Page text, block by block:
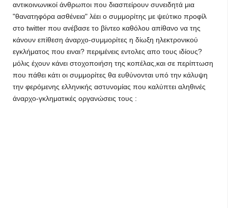
αντικοινωνικοί άνθρωποι που διασπείρουν συνειδητά μια
"θανατηφόρα ασθένεια" λέει ο συμμορίτης με ψεύτικο προφίλ
στο twitter που ανέβασε το βίντεο καθόλου απίθανο να της
κάνουν επίθεση άναρχο-συμμορίτες η δίωξη ηλεκτρονικού
εγκλήματος που ειναι? περιμένεις εντολες απο τους ιδίους?
μόλις έχουν κάνει στοχοποιήση της κοπέλας,και σε περίπτωση
που πάθει κάτι οι συμμορίτες θα ευθύνονται υπό την κάλυψη
την φερόμενης ελληνικής αστυνομίας που καλύπτει αληθινές
άναρχο-γκληματικές οργανώσεις τους :